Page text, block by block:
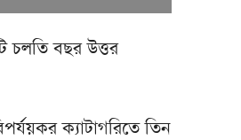
চলতি বছর উত্তর
ক্যাটাগরিতে তিন